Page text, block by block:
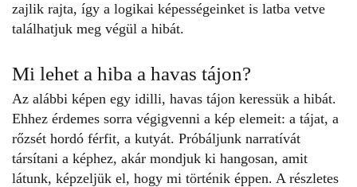
zajlik rajta, így a logikai képességeinket is latba vetve
találhatjuk meg végül a hibát.
Mi lehet a hiba a havas tájon?
Az alábbi képen egy idilli, havas tájon keressük a hibát.
Ehhez érdemes sorra végigvenni a kép elemeit: a tájat, a
rőzsét hordó férfit, a kutyát. Próbáljunk narratívát
társítani a képhez, akár mondjuk ki hangosan, amit
látunk, képzeljük el, hogy mi történik éppen. A részletes